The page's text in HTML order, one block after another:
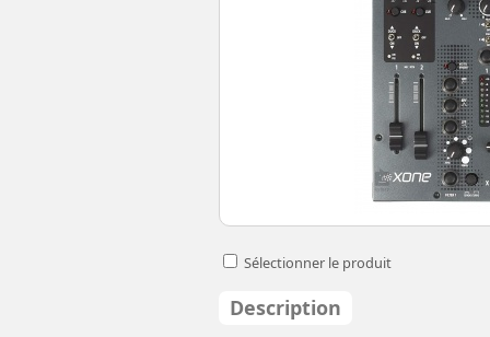
Sélectionner le produit
Description